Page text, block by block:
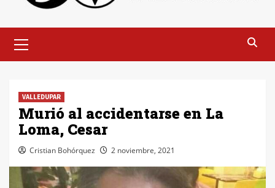
principal
VALLEDUPAR
Murió al accidentarse en La
Loma, Cesar
Cristian Bohórquez 2 noviembre, 2021